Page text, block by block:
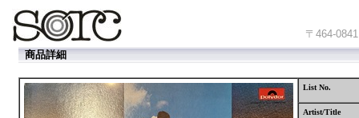
〒464-
商品詳細
List No.
Artist/Title